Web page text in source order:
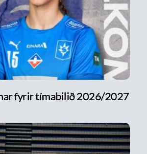
fyrir tímabilið 2026/2027